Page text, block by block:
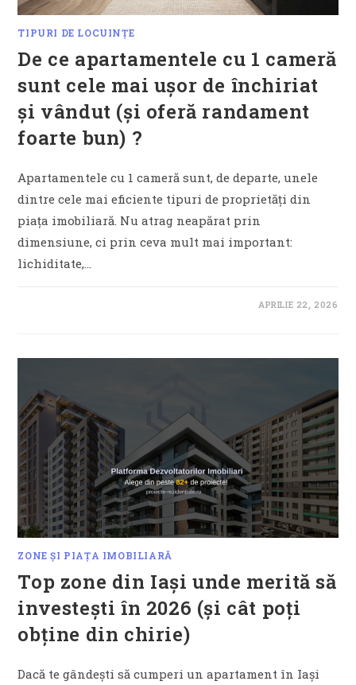
TIPURI DE LOCUINȚE
De ce apartamentele cu 1 cameră
sunt cele mai ușor de închiriat
și vândut (și oferă randament
foarte bun) ?
Apartamentele cu 1 cameră sunt, de departe, unele
dintre cele mai eficiente tipuri de proprietăți din
piața imobiliară. Nu atrag neapărat prin
dimensiune, ci prin ceva mult mai important:
lichiditate,…
APRILIE 22, 2026
ZONE ȘI PIAȚA IMOBILIARĂ
Top zone din Iași unde merită să
investești în 2026 (și cât poți
obține din chirie)
Dacă te gândești să cumperi un apartament în Iași